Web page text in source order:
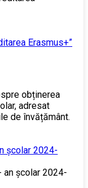
Erasmus+”
obținerea
adresat
de învățământ.
școlar 2024-